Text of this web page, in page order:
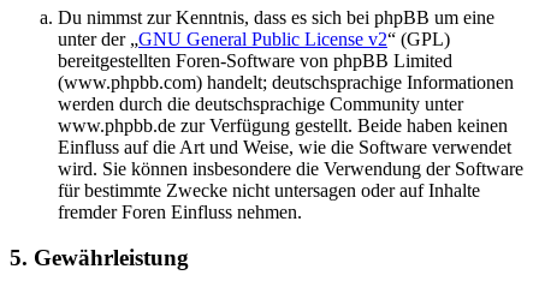
Du nimmst zur Kenntnis, dass es sich bei phpBB um eine
unter der „GNU General Public License v2“ (GPL)
bereitgestellten Foren-Software von phpBB Limited
(www.phpbb.com) handelt; deutschsprachige Informationen
werden durch die deutschsprachige Community unter
www.phpbb.de zur Verfügung gestellt. Beide haben keinen
Einfluss auf die Art und Weise, wie die Software verwendet
wird. Sie können insbesondere die Verwendung der Software
für bestimmte Zwecke nicht untersagen oder auf Inhalte
fremder Foren Einfluss nehmen.
5. Gewährleistung